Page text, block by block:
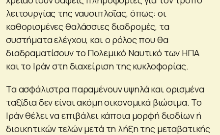
λειτουργίας της ναυσιπλοΐας, όπως: οι
καθορισμένες θαλάσσιες διαδρομές, τα
συστήματα ελέγχου, και ο ρόλος που θα
διαδραματίσουν το Πολεμικό Ναυτικό των ΗΠΑ
και το Ιράν στη διαχείριση της κυκλοφορίας.
Τα ασφάλιστρα παραμένουν υψηλά και ορισμένα
ταξίδια δεν είναι ακόμη οικονομικά βιώσιμα. Το
Ιράν θέλει να επιβάλει κάποια μορφή διοδίων ή
διοικητικών τελών μετά τη λήξη της μεταβατικής